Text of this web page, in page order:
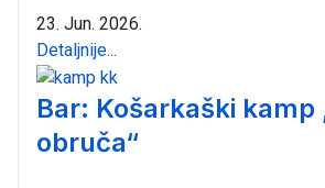
23. Jun. 2026.
Detaljnije...
Bar: Košarkaški kamp
obruča“